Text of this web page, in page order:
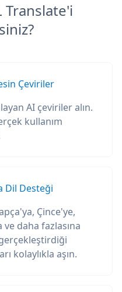
Translate'i
Çeviriler
AI çeviriler alın.
kullanım
Dil Desteği
Çince'ye,
ve daha fazlasına
kolaylıkla aşın.